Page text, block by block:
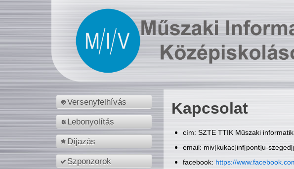
Versenyfelhívás
Lebonyolítás
Díjazás
Szponzorok
Kapcsolat
cím: SZTE TTIK Műszaki
email: miv[kukac]inf[pont]u-
facebook: https://